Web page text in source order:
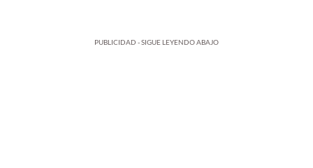
PUBLICIDAD - SIGUE LEYENDO ABAJO